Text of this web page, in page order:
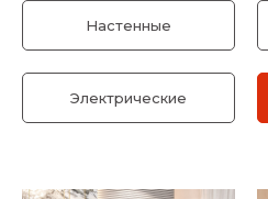
Настенные
Электрические